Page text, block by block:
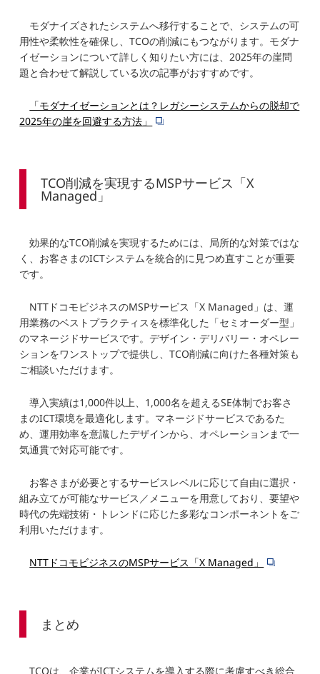
モダナイズされたシステムへ移行することで、システムの可
用性や柔軟性を確保し、TCOの削減にもつながります。モダナ
イゼーションについて詳しく知りたい方には、2025年の崖問
題と合わせて解説している次の記事がおすすめです。
「モダナイゼーションとは？レガシーシステムからの脱却で
2025年の崖を回避する方法」
TCO削減を実現するMSPサービス「X
Managed」
効果的なTCO削減を実現するためには、局所的な対策ではな
く、お客さまのICTシステムを統合的に見つめ直すことが重要
です。
NTTドコモビジネスのMSPサービス「X Managed」は、運
用業務のベストプラクティスを標準化した「セミオーダー型」
のマネージドサービスです。デザイン・デリバリー・オペレー
ションをワンストップで提供し、TCO削減に向けた各種対策も
ご相談いただけます。
導入実績は1,000件以上、1,000名を超えるSE体制でお客さ
まのICT環境を最適化します。マネージドサービスであるた
め、運用効率を意識したデザインから、オペレーションまで一
気通貫で対応可能です。
お客さまが必要とするサービスレベルに応じて自由に選択・
組み立てが可能なサービス／メニューを用意しており、要望や
時代の先端技術・トレンドに応じた多彩なコンポーネントをご
利用いただけます。
NTTドコモビジネスのMSPサービス「X Managed」
まとめ
TCOは、企業がICTシステムを導入する際に考慮すべき総合